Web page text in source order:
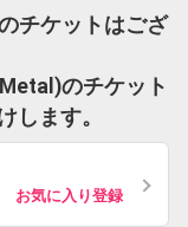
チケットはござ
のチケット
します。
お気に入り登録